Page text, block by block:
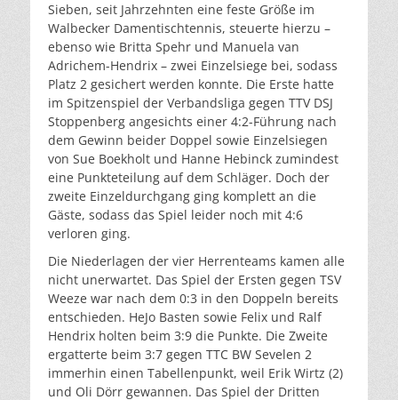
Sieben, seit Jahrzehnten eine feste Größe im
Walbecker Damentischtennis, steuerte hierzu –
ebenso wie Britta Spehr und Manuela van
Adrichem-Hendrix – zwei Einzelsiege bei, sodass
Platz 2 gesichert werden konnte. Die Erste hatte
im Spitzenspiel der Verbandsliga gegen TTV DSJ
Stoppenberg angesichts einer 4:2-Führung nach
dem Gewinn beider Doppel sowie Einzelsiegen
von Sue Boekholt und Hanne Hebinck zumindest
eine Punkteteilung auf dem Schläger. Doch der
zweite Einzeldurchgang ging komplett an die
Gäste, sodass das Spiel leider noch mit 4:6
verloren ging.
Die Niederlagen der vier Herrenteams kamen alle
nicht unerwartet. Das Spiel der Ersten gegen TSV
Weeze war nach dem 0:3 in den Doppeln bereits
entschieden. HeJo Basten sowie Felix und Ralf
Hendrix holten beim 3:9 die Punkte. Die Zweite
ergatterte beim 3:7 gegen TTC BW Sevelen 2
immerhin einen Tabellenpunkt, weil Erik Wirtz (2)
und Oli Dörr gewannen. Das Spiel der Dritten